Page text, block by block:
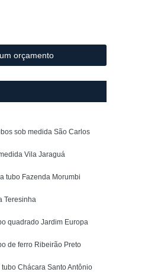
Tubo
Aço Galvanizado
Aço
orçamento
sob medida São Carlos
Vila Jaraguá
tubo Fazenda Morumbi
Teresinha
quadrado Jardim Europa
de ferro Ribeirão Preto
Chácara Santo Antônio